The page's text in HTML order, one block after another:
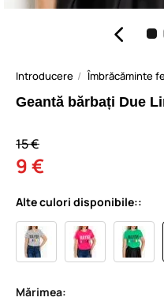
Introducere Îmbrăcăminte
Geantă bărbați Due
15 €
9 €
Alte culori disponibile::
Mărimea: